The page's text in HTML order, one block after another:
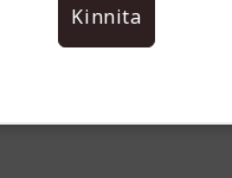
Kinnita
Osta Nüüd